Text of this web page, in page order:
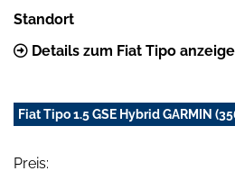
Standort
Details zum Fiat Tipo
Fiat Tipo 1.5 GSE Hybrid GARMIN
Preis: